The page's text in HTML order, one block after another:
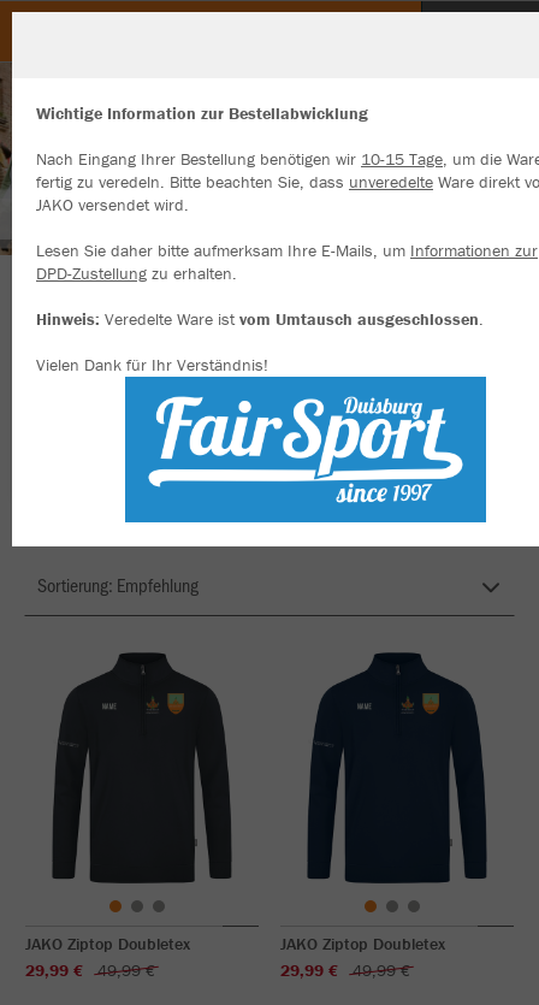
Herzlich Willkommen im Online-Shop des
Heimat- und Schützenbundes Osterath 1955
e.V.
JAKO Ziptop Doubletex
29,99 €
49,99 €
JAKO Ziptop Doubletex
29,99 €
49,99 €
Wichtige Information zur Bestellabwicklung
Nach Eingang Ihrer Bestellung benötigen wir 10-15 Tage, um die
fertig zu veredeln. Bitte beachten Sie, dass unveredelte Ware direkt
JAKO versendet wird.
Lesen Sie daher bitte aufmerksam Ihre E-Mails, um Informationen zur
DPD-Zustellung zu erhalten.
Hinweis: Veredelte Ware istvom Umtausch ausgeschlossen.
Vielen Dank für Ihr Verständnis!
Wir verwenden Cookies
Inhalte anzeigen und unsere Website verbessern. Weitere
zu den Cookies findest Du in den Einstellungen.
Alle akzeptieren
Alle ablehnen
mehr Infos
Datenschutz
Impressum